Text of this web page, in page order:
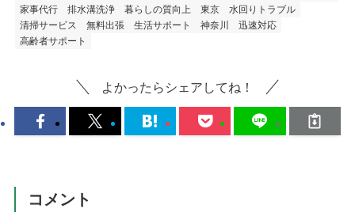
家事代行
排水溝洗浄 暮らしの質向上 東京
水回りトラブル
清掃サービス
無料出張 生活サポート 神奈川
迅速対応
高齢者サポート
よかったらシェアしてね！
コメント